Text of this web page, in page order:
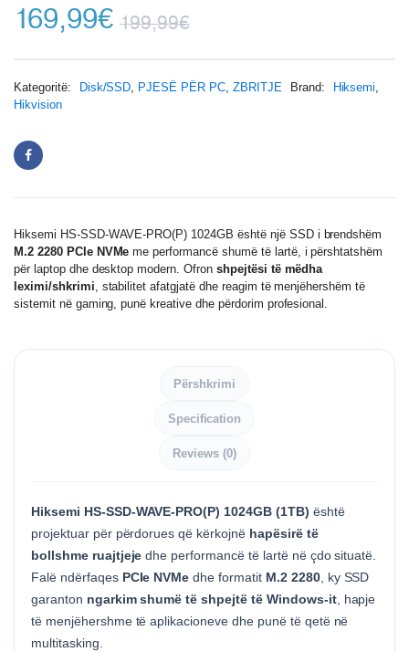
199,99€
169,99€
Kategoritë: Disk/SSD, PJESË PËR PC, ZBRITJE Brand: Hiksemi,
Hikvision
Hiksemi HS-SSD-WAVE-PRO(P) 1024GB është një SSD i brendshëm
M.2 2280 PCIe NVMe me performancë shumë të lartë, i përshtatshëm
për laptop dhe desktop modern. Ofron shpejtësi të mëdha
leximi/shkrimi, stabilitet afatgjatë dhe reagim të menjëhershëm të
sistemit në gaming, punë kreative dhe përdorim profesional.
Përshkrimi
Specification
Reviews (0)
Hiksemi HS-SSD-WAVE-PRO(P) 1024GB (1TB) është
projektuar për përdorues që kërkojnë hapësirë të
bollshme ruajtjeje dhe performancë të lartë në çdo situatë.
Falë ndërfaqes PCIe NVMe dhe formatit M.2 2280, ky SSD
garanton ngarkim shumë të shpejtë të Windows-it, hapje
të menjëhershme të aplikacioneve dhe punë të qetë në
multitasking.